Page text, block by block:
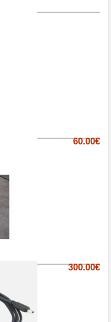
60.00€
300.00€